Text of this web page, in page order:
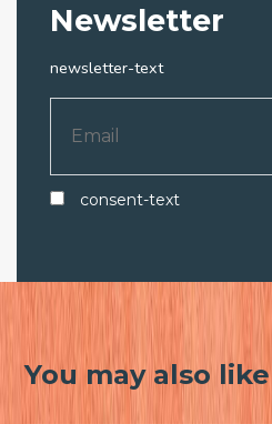
Newsletter
newsletter-text
consent-text
You may also like